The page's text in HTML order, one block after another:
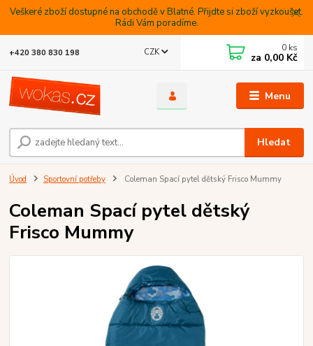
Veškeré zboží dostupné na obchodě v Blatné. Přijdte si zboží vyzkoušet.
Rádi Vám poradíme.
Menu
CZK
Hledat
+420 380 830 198 0 ks
za 0,00 Kč
Úvod Sportovní potřeby Coleman Spací pytel dětský Frisco Mummy
Coleman Spací pytel dětský
Frisco Mummy